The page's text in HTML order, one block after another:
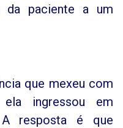
da paciente a um
que mexeu com
ela ingressou em
resposta é que